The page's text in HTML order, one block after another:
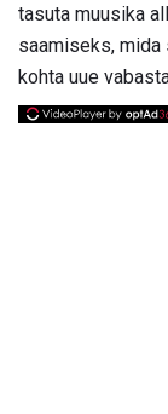
tasuta muusika
saamiseks, mida
kohta uue